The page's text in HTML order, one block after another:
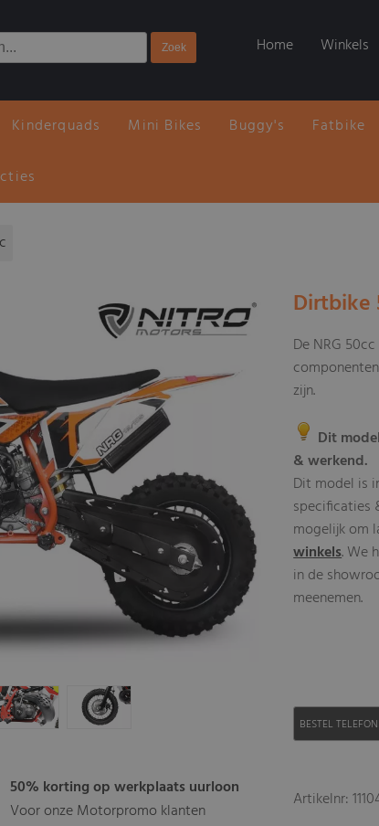
Home Winkels
Kinderquads Mini Bikes Buggy's Fatbike
50% korting op werkplaats uurloon
Voor onze Motorpromo klanten
Dirtbike
De NRG
zijn.
Dit
& werkend.
Dit model is
specificaties
mogelijk om
winkels. We
in de
meenemen.
BESTEL
Artikelnr: